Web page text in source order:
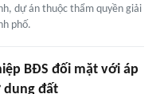
dự án thuộc thẩm quyền giải
phố.
BĐS đối mặt với áp
dụng đất